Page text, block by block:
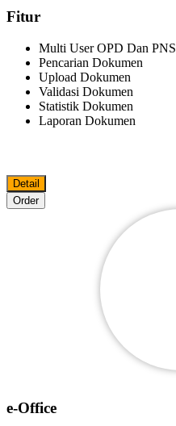
Fitur
Multi User OPD Dan PNS
Pencarian Dokumen
Upload Dokumen
Validasi Dokumen
Statistik Dokumen
Laporan Dokumen
Detail
Order
e-Office